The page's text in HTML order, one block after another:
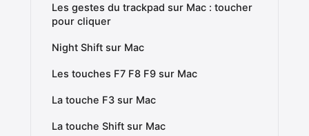
Les gestes du trackpad sur Mac : toucher
pour cliquer
Night Shift sur Mac
Les touches F7 F8 F9 sur Mac
La touche F3 sur Mac
La touche Shift sur Mac